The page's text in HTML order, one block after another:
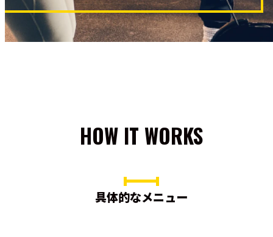
HOW IT WORKS
具体的なメニュー